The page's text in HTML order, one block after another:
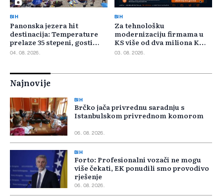
BIH
Panonska jezera hit
destinacija: Temperature
prelaze 35 stepeni, gosti
pristižu iz cijele regije
04. 08. 2026.
BIH
Za tehnološku
modernizaciju firmama u
KS više od dva miliona KM,
odbijeno 135 prijava
03. 08. 2026.
Najnovije
BIH
Brčko jača privrednu saradnju s
Istanbulskom privrednom komorom
06. 08. 2026.
BIH
Forto: Profesionalni vozači ne mogu
više čekati, EK ponudili smo provodivo
rješenje
06. 08. 2026.